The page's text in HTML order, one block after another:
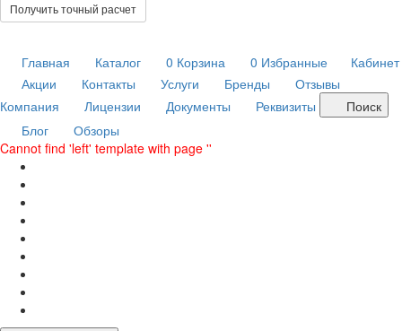
Получить точный расчет
Главная Каталог 0 Корзина 0 Избранные
Кабинет
Акции
Контакты Услуги Бренды
Отзывы
Компания
Лицензии Документы Реквизиты
Поиск
Блог
Обзоры
Cannot find 'left' template with page ''